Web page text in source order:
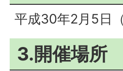
平成30年2月5日
3.開催場所